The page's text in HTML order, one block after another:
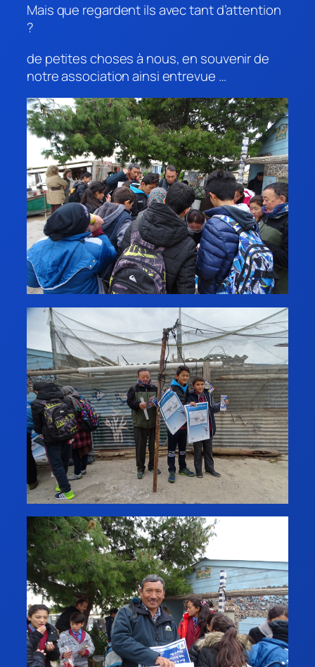
Mais que regardent ils avec tant d’attention
?
de petites choses à nous, en souvenir de
notre association ainsi entrevue …